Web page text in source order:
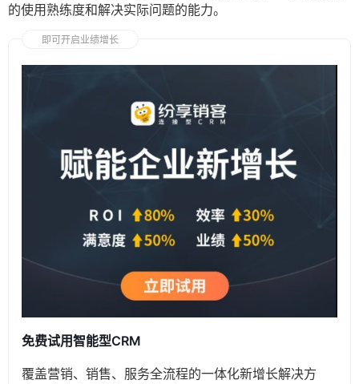
的使用熟练度和解决实际问题的能力。
即可开启业绩增长
免费试用智能型CRM
覆盖营销、销售、服务全流程的一体化新增长解决方